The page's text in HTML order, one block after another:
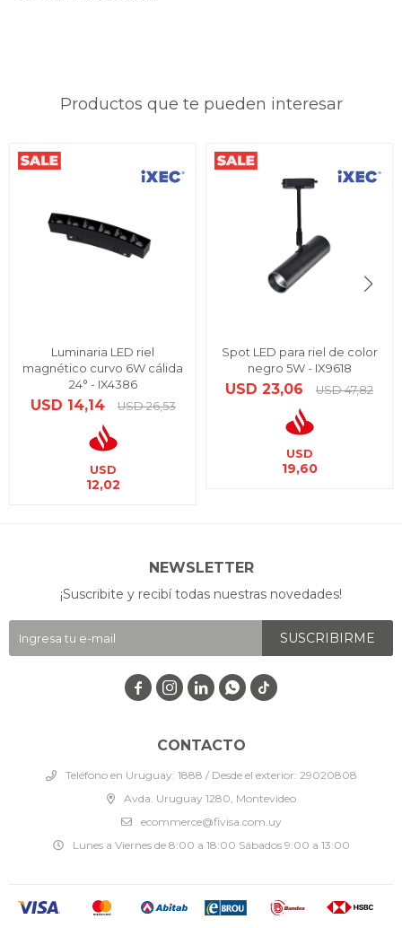
Productos que te pueden interesar
Luminaria LED riel
magnético curvo 6W cálida
24° - IX4386
USD 14,14 USD 26,53
USD
12,02
Spot LED para riel de color
negro 5W - IX9618
USD 23,06 USD 47,82
USD
19,60
CONTACTO
Teléfono en Uruguay: 1888 / Desde el exterior: 29020808
Avda. Uruguay 1280, Montevideo
ecommerce@fivisa.com.uy
Lunes a Viernes de 8:00 a 18:00 Sábados 9:00 a 13:00
NEWSLETTER
¡Suscribite y recibí todas nuestras novedades!
SUSCRIBIRME
   